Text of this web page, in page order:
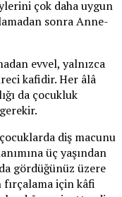
çok daha uygun
sonra Anne-
evvel, yalnızca
kafidir. Her âlâ
da çocukluk
diş macunu
üç yaşından
gördüğünüz üzere
için kâfi